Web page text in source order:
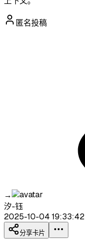
匿名投稿
→
汐-钰
2025-10-04 19:33:42
分享卡片